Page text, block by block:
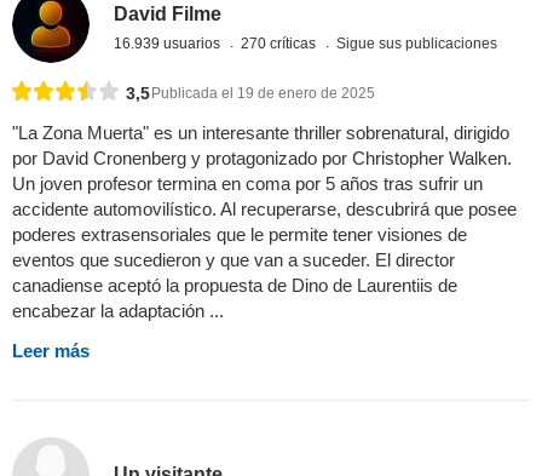
David Filme
16.939 usuarios 270 críticas Sigue sus publicaciones
3,5 Publicada el 19 de enero de 2025
"La Zona Muerta" es un interesante thriller sobrenatural, dirigido
por David Cronenberg y protagonizado por Christopher Walken.
Un joven profesor termina en coma por 5 años tras sufrir un
accidente automovilístico. Al recuperarse, descubrirá que posee
poderes extrasensoriales que le permite tener visiones de
eventos que sucedieron y que van a suceder. El director
canadiense aceptó la propuesta de Dino de Laurentiis de
encabezar la adaptación ...
Leer más